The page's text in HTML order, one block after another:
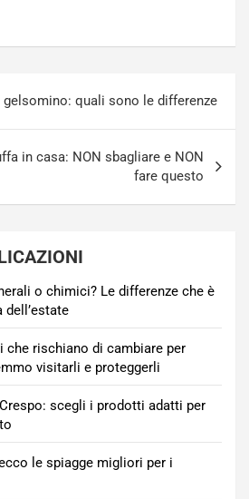
quali sono le differenze
in casa: NON sbagliare e NON
fare questo
o chimici? Le differenze che è
che rischiano di cambiare per
visitarli e proteggerli
scegli i prodotti adatti per
le spiagge migliori per i